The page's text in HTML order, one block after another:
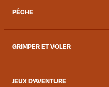
PÊCHE
GRIMPER ET VOLER
JEUX D'AVENTURE